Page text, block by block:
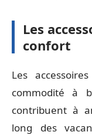
Les
confort
Les
commodité à
contribuent à
long des